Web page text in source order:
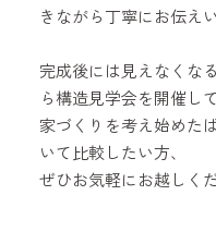
きながら丁寧にお伝え
完成後には見えなくな
ら構造見学会を開催し
家づくりを考え始めた
いて比較したい方、
ぜひお気軽にお越しくだ